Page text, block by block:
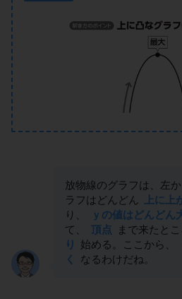
放物線のグラフは、左
ラフはどんどん
上に上
り、
ｙの値はどんどん
て、
頂点 まで来たと
り
始める。ここから、
く
なるわけだね。